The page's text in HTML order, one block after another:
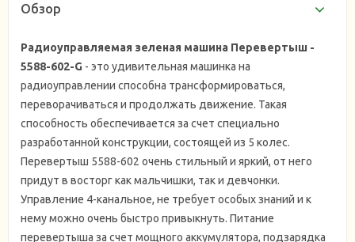
Обзор
Радиоуправляемая зеленая машина Перевертыш -
5588-602-G - это удивительная машинка на
радиоуправлении способна трансформироваться,
переворачиваться и продолжать движение. Такая
способность обеспечивается за счет специально
разработанной конструкции, состоящей из 5 колес.
Перевертыш 5588-602 очень стильный и яркий, от него
придут в восторг как мальчишки, так и девчонки.
Управление 4-канальное, не требует особых знаний и к
нему можно очень быстро привыкнуть. Питание
перевертыша за счет мощного аккумулятора, подзарядка